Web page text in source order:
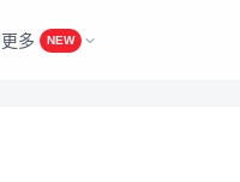
更多 NEW